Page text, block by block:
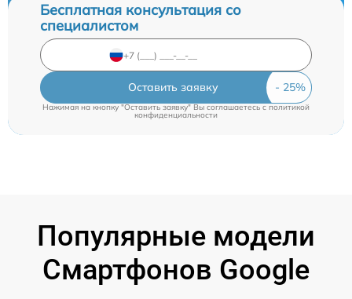
Бесплатная консультация со
специалистом
Оставить заявку
Нажимая на кнопку "Оставить заявку" Вы соглашаетесь c политикой
конфиденциальности
Популярные модели
Смартфонов Google